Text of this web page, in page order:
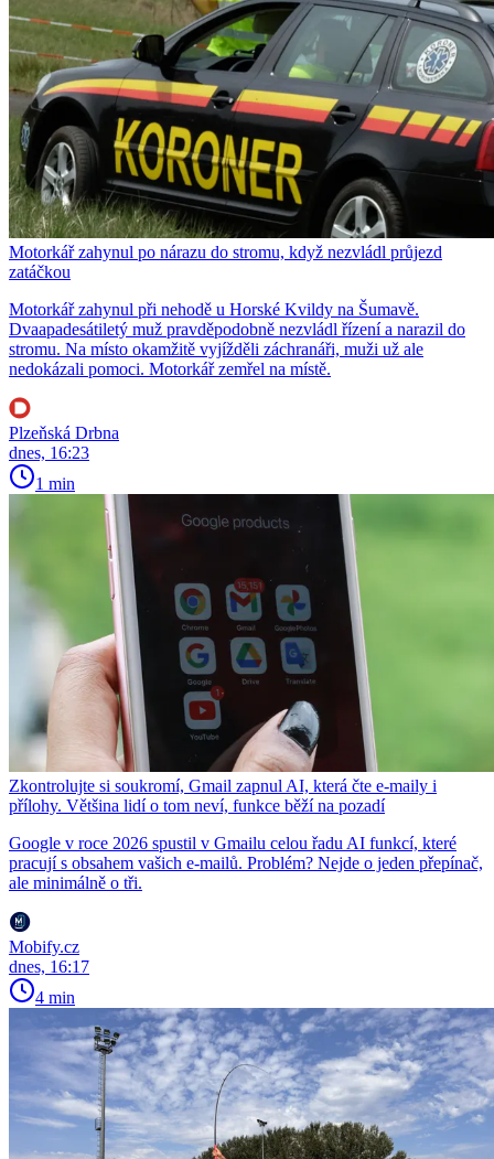
Motorkář zahynul po nárazu do stromu, když nezvládl průjezd
zatáčkou
Motorkář zahynul při nehodě u Horské Kvildy na Šumavě.
Dvaapadesátiletý muž pravděpodobně nezvládl řízení a narazil do
stromu. Na místo okamžitě vyjížděli záchranáři, muži už ale
nedokázali pomoci. Motorkář zemřel na místě.
Plzeňská Drbna
dnes, 16:23
1 min
Zkontrolujte si soukromí, Gmail zapnul AI, která čte e-maily i
přílohy. Většina lidí o tom neví, funkce běží na pozadí
Google v roce 2026 spustil v Gmailu celou řadu AI funkcí, které
pracují s obsahem vašich e-mailů. Problém? Nejde o jeden přepínač,
ale minimálně o tři.
Mobify.cz
dnes, 16:17
4 min